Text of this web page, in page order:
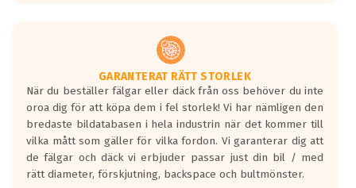
Vid körning i över 50km/h brukar
rullmotståndets ljud överträffa
motorljudet.
På däckmärkningen kommer det finnas
en symbol av ett däck med vågar. Hög
bullernivå markeras med svarta vågor
medans de vita vågorna påvisar om det är
ett tyst däck.
GARANTERAT RÄTT STORLEK
När du beställer fälgar eller däck från oss behöver du inte
oroa dig för att köpa dem i fel storlek! Vi har nämligen den
bredaste bildatabasen i hela industrin när det kommer till
vilka mått som gäller för vilka fordon. Vi garanterar dig att
de fälgar och däck vi erbjuder passar just din bil / med
rätt diameter, förskjutning, backspace och bultmönster.